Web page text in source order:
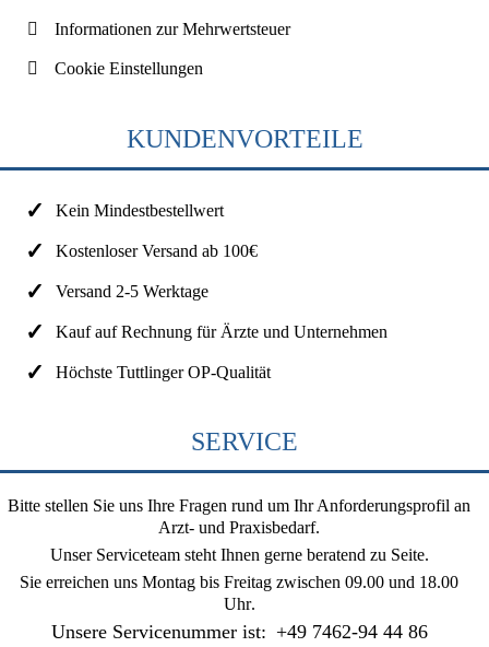
Informationen zur Mehrwertsteuer
Cookie Einstellungen
KUNDENVORTEILE
Kein Mindestbestellwert
Kostenloser Versand ab 100€
Versand 2-5 Werktage
Kauf auf Rechnung für Ärzte und Unternehmen
Höchste Tuttlinger OP-Qualität
SERVICE
Bitte stellen Sie uns Ihre Fragen rund um Ihr Anforderungsprofil an
Arzt- und Praxisbedarf.
Unser Serviceteam steht Ihnen gerne beratend zu Seite.
Sie erreichen uns Montag bis Freitag zwischen 09.00 und 18.00
Uhr.
Unsere Servicenummer ist: +49 7462-94 44 86